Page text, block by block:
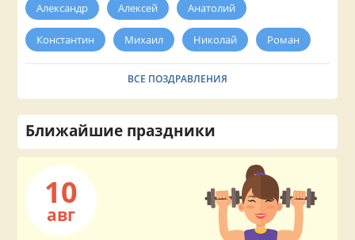
Александр Алексей Анатолий
Константин Михаил Николай Роман
ВСЕ ПОЗДРАВЛЕНИЯ
Ближайшие праздники
10
авг